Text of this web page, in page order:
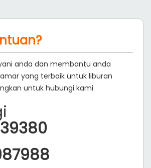
anda dan membantu anda
yang terbaik untuk liburan
untuk hubungi kami